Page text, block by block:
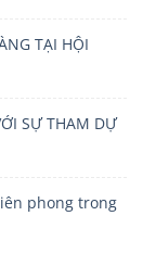
TẠI HỘI
SỰ THAM DỰ
phong trong